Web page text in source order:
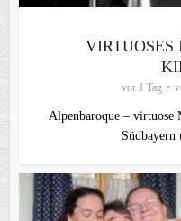
VIRTUOSES
vor 1 Tag
Alpenbaroque –
Südbayern